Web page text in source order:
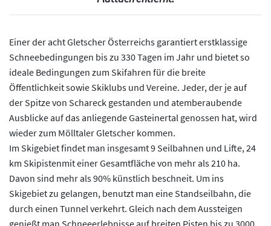
Einer der acht Gletscher Österreichs garantiert erstklassige
Schneebedingungen bis zu 330 Tagen im Jahr und bietet so
ideale Bedingungen zum Skifahren für die breite
Öffentlichkeit sowie Skiklubs und Vereine. Jeder, der je auf
der Spitze von Schareck gestanden und atemberaubende
Ausblicke auf das anliegende Gasteinertal genossen hat, wird
wieder zum Mölltaler Gletscher kommen.
Im Skigebiet findet man insgesamt 9 Seilbahnen und Lifte, 24
km Skipistenmit einer Gesamtfläche von mehr als 210 ha.
Davon sind mehr als 90% künstlich beschneit. Um ins
Skigebiet zu gelangen, benutzt man eine Standseilbahn, die
durch einen Tunnel verkehrt. Gleich nach dem Aussteigen